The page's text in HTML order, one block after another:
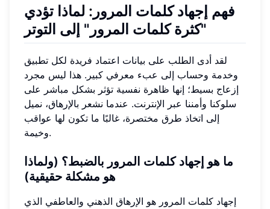
فهم إجهاد كلمات المرور: لماذا تؤدي
"كثرة كلمات المرور" إلى التوتر
لقد أدى الطلب على بيانات اعتماد فريدة لكل تطبيق
وخدمة وحساب إلى عبء معرفي كبير. هذا ليس مجرد
إزعاج بسيط؛ إنها ظاهرة نفسية تؤثر بشكل مباشر على
سلوكنا وأمننا عبر الإنترنت. عندما نشعر بالإرهاق، نميل
إلى اتخاذ طرق مختصرة، غالبًا ما تكون لها عواقب
وخيمة.
ما هو إجهاد كلمات المرور بالضبط؟ (ولماذا
هو مشكلة حقيقية)
إجهاد كلمات المرور هو الإرهاق الذهني والعاطفي الذي